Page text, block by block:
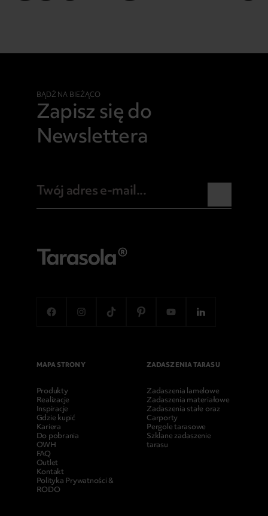
BĄDŹ NA BIEŻĄCO
Zapisz się do
Newslettera
MAPA STRONY
Produkty
Realizacje
Inspiracje
Gdzie kupić
Kariera
Do pobrania
OWH
FAQ
Outlet
Kontakt
Polityka Prywatności &
RODO
ZADASZENIA TARASU
Zadaszenia lamelowe
Zadaszenia materiałowe
Zadaszenia stałe oraz
Carporty
Pergole tarasowe
Szklane zadaszenie
tarasu